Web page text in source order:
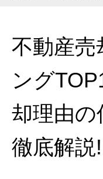
不動産売
ング
却理由の
徹底解説!